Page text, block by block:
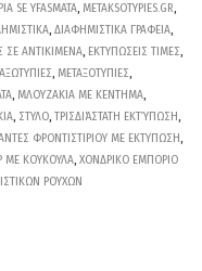
SE YFASMATA, METAKSOTYPIES.GR,
, ΔΙΑΦΗΜΙΣΤΙΚΑ ΓΡΑΦΕΙΑ,
ΣΕ ΑΝΤΙΚΙΜΕΝΑ, ΕΚΤΥΠΩΣΕΙΣ ΤΙΜΕΣ,
, ΜΕΤΑΞΟΤΥΠΙΕΣ,
, ΜΛΟΥΖΑΚΙΑ ΜΕ ΚΕΝΤΗΜΑ,
, ΣΤΥΛΟ, ΤΡΙΣΔΙΆΣΤΑΤΗ ΕΚΤΎΠΩΣΗ,
ΦΡΟΝΤΙΣΤΙΡΙΟΥ ΜΕ ΕΚΤΥΠΩΣΗ,
ΜΕ ΚΟΥΚΟΥΛΑ, ΧΟΝΔΡΙΚΟ ΕΜΠΟΡΙΟ
ΡΟΥΧΩΝ